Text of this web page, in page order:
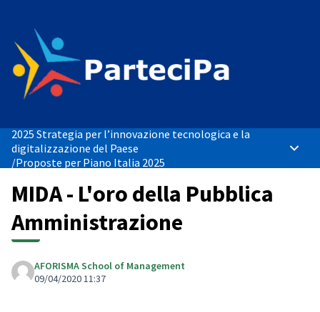
2025 Strategia per l’innovazione tecnologica e la
digitalizzazione del Paese
/Proposte per Piano Italia 2025
MIDA - L'oro della Pubblica
Amministrazione
AFORISMA School of Management
09/04/2020 11:37